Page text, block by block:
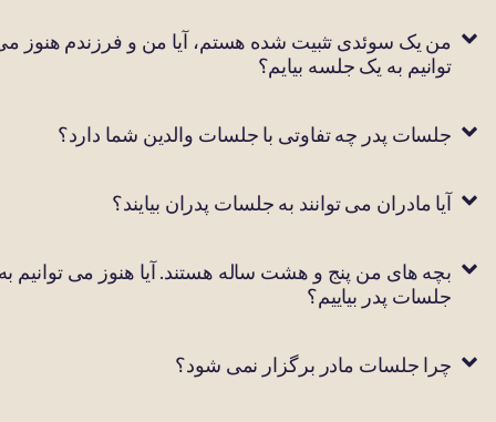
من یک سوئدی تثبیت شده هستم، آیا من و فرزندم هنوز
توانیم به یک جلسه بیایم؟
جلسات پدر چه تفاوتی با جلسات والدین شما دارد؟
آیا مادران می توانند به جلسات پدران بیایند؟
بچه های من پنج و هشت ساله هستند. آیا هنوز می توانیم
جلسات پدر بیاییم؟
چرا جلسات مادر برگزار نمی شود؟